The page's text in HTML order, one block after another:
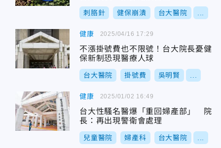
刺胳針 健保崩潰 台大醫院
健康
不漲掛號費也不限號！台大院長憂健
保新制恐現醫療人球
台大醫院 掛號費 吳明賢
2025/04/16 17:29
健康
台大性騷名醫爆「重回婦產部」 院
長：再出現警衛會處理
兒童醫院 婦產科 台大醫院
2025/01/02 16:49